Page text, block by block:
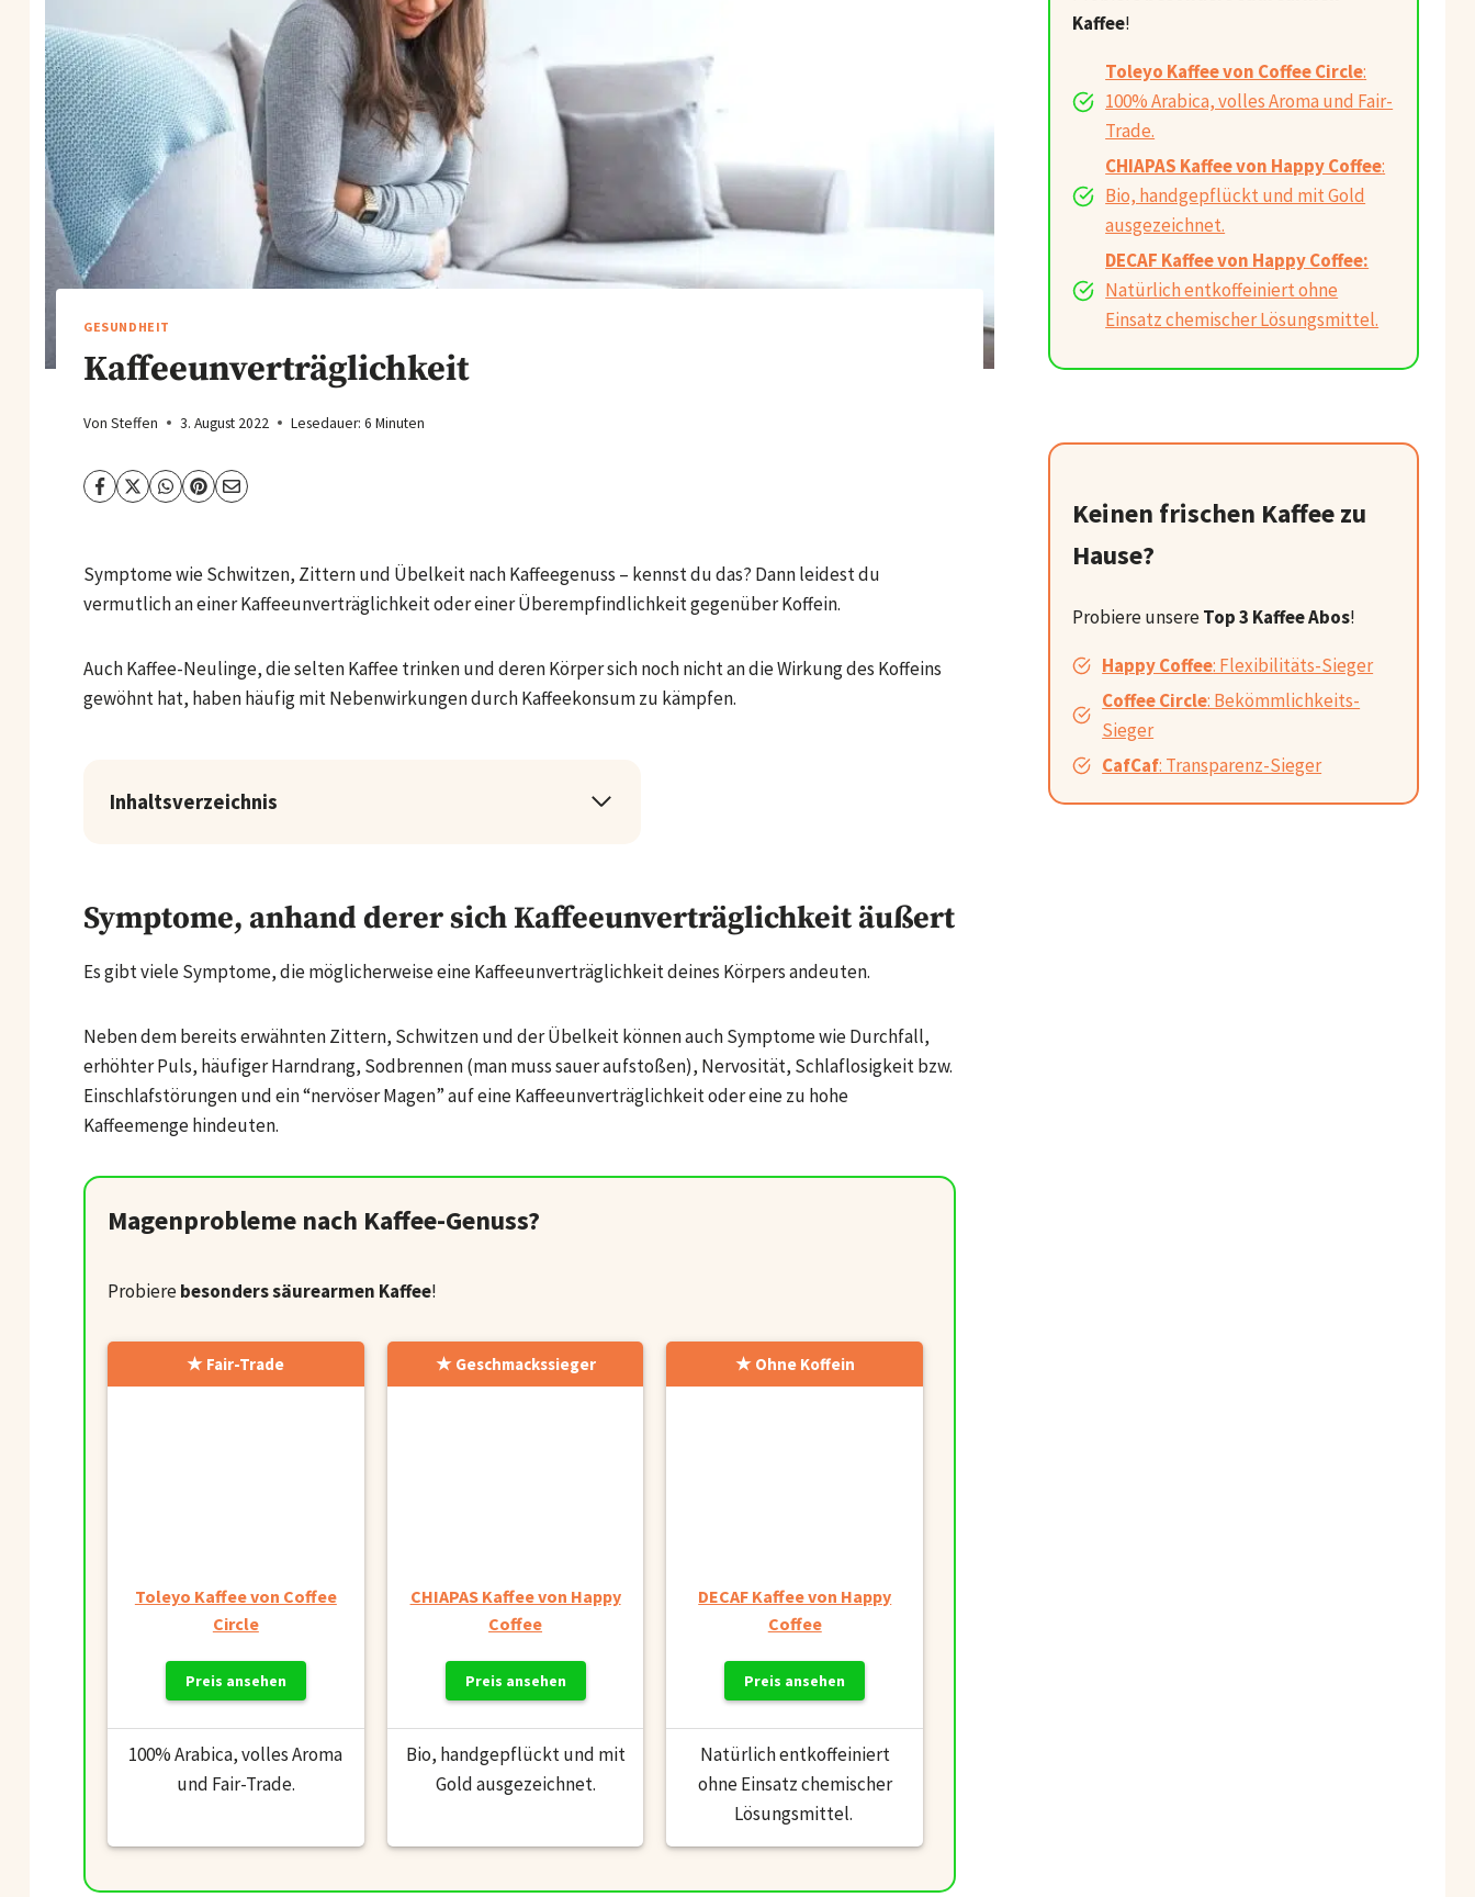
GESUNDHEIT
Kaffeeunverträglichkeit
Von Steffen 3. August 2022 Lesedauer: 6Minuten
Symptome wie Schwitzen, Zittern und Übelkeit nach Kaffeegenuss – kennst du das? Dann leidest du
vermutlich an einer Kaffeeunverträglichkeit oder einer Überempfindlichkeit gegenüber Koffein.
Auch Kaffee-Neulinge, die selten Kaffee trinken und deren Körper sich noch nicht an die Wirkung des Koffeins
gewöhnt hat, haben häufig mit Nebenwirkungen durch Kaffeekonsum zu kämpfen.
Inhaltsverzeichnis
Symptome, anhand derer sich Kaffeeunverträglichkeit äußert
Es gibt viele Symptome, die möglicherweise eine Kaffeeunverträglichkeit deines Körpers andeuten.
Neben dem bereits erwähnten Zittern, Schwitzen und der Übelkeit können auch Symptome wie Durchfall,
erhöhter Puls, häufiger Harndrang, Sodbrennen (man muss sauer aufstoßen), Nervosität, Schlaflosigkeit bzw.
Einschlafstörungen und ein “nervöser Magen” auf eine Kaffeeunverträglichkeit oder eine zu hohe
Kaffeemenge hindeuten.
Magenprobleme nach Kaffee-Genuss?
Probierebesonders säurearmen Kaffee!
Fair-Trade
Toleyo Kaffee von Coffee
Circle
Preis ansehen
100% Arabica, volles Aroma
und Fair-Trade.
Geschmackssieger
CHIAPAS Kaffee von Happy
Coffee
Preis ansehen
Bio, handgepflückt und mit
Gold ausgezeichnet.
Ohne Koffein
DECAF Kaffee von Happy
Coffee
Preis ansehen
Natürlich entkoffeiniert
ohne Einsatz chemischer
Lösungsmittel.
Kaffee!
Toleyo Kaffee von Coffee Circle:
100% Arabica, volles Aroma und Fair-
Trade.
CHIAPAS Kaffee von Happy Coffee:
Bio, handgepflückt und mit Gold
ausgezeichnet.
DECAF Kaffee von Happy Coffee:
Natürlich entkoffeiniert ohne
Einsatz chemischer Lösungsmittel.
Keinen frischen Kaffee zu
Hause?
Probiere unsereTop 3 Kaffee Abos!
Happy Coffee: Flexibilitäts-Sieger
Coffee Circle: Bekömmlichkeits-
Sieger
CafCaf: Transparenz-Sieger